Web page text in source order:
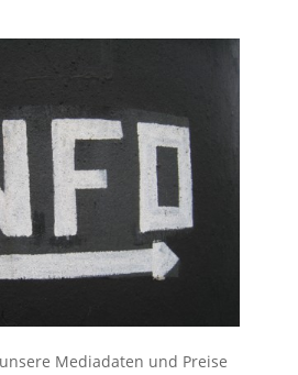
Mediadaten und Preise